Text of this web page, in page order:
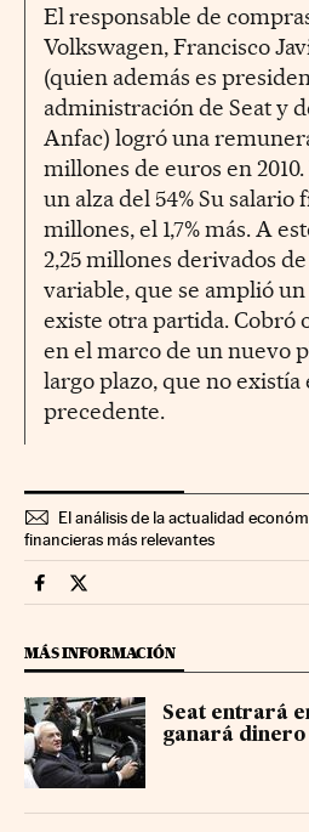
El responsable de
Volkswagen, Francisco
(quien además es
administración de Seat y
Anfac) logró una
millones de euros en
un alza del 54% Su salario
millones, el 1,7% más. A
2,25 millones derivados
variable, que se amplió un
existe otra partida. Cobró
en el marco de un nuevo
largo plazo, que no
precedente.
El análisis de la actualidad
financieras más relevantes
Companias Cinco Días en
Companias Cinco Días en
MÁS INFORMACIÓN
Seat entrará
ganará dinero